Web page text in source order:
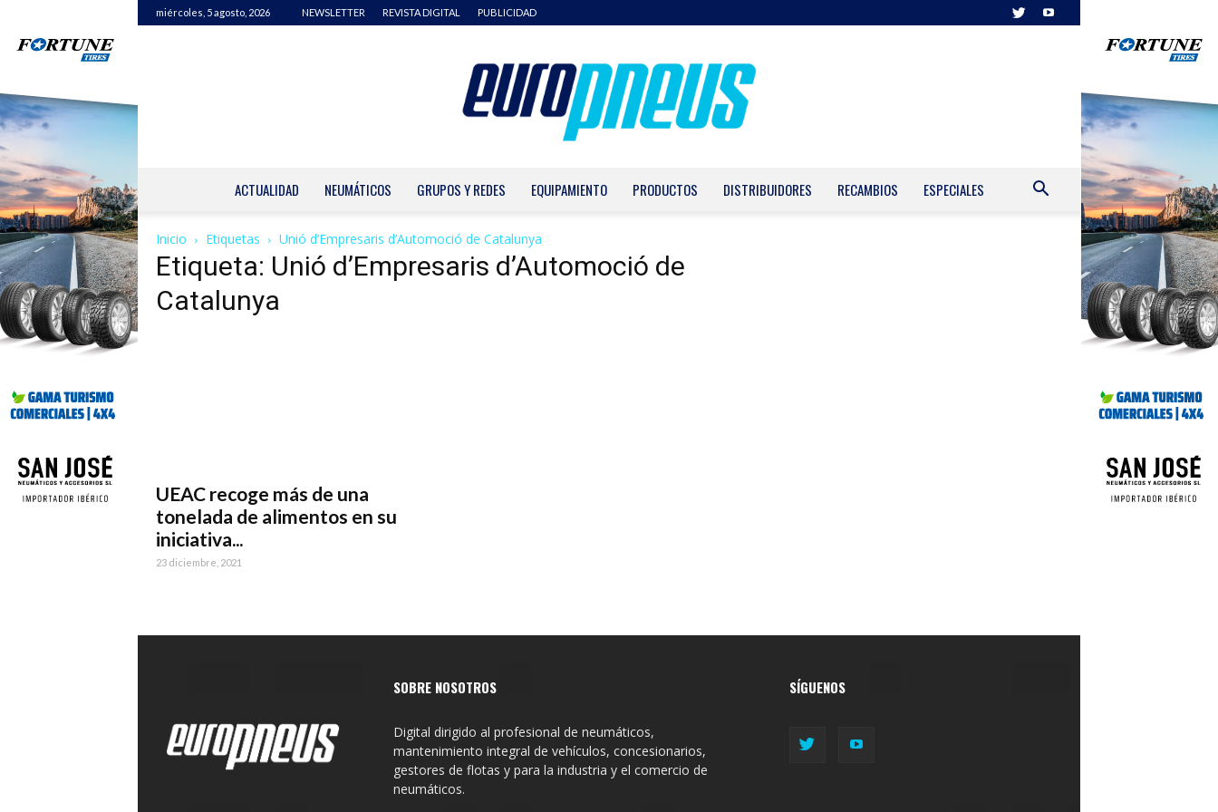
miércoles, 5 agosto, 2026 NEWSLETTER REVISTA DIGITAL PUBLICIDAD
ACTUALIDAD NEUMÁTICOS GRUPOS Y REDES EQUIPAMIENTO PRODUCTOS DISTRIBUIDORES RECAMBIOS ESPECIALES
Inicio Etiquetas Unió d’Empresaris d’Automoció de Catalunya
Etiqueta: Unió d’Empresaris d’Automoció de
Catalunya
UEAC recoge más de una
tonelada de alimentos en su
iniciativa...
23 diciembre, 2021
SOBRE NOSOTROS
Digital dirigido al profesional de neumáticos,
mantenimiento integral de vehículos, concesionarios,
gestores de flotas y para la industria y el comercio de
neumáticos.
SÍGUENOS